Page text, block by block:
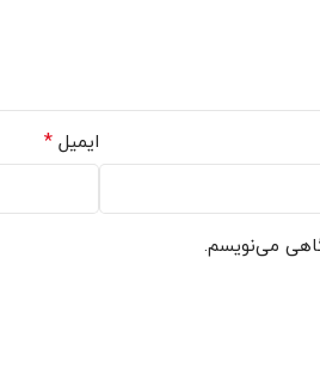
ایمیل *
می‌نویسم.